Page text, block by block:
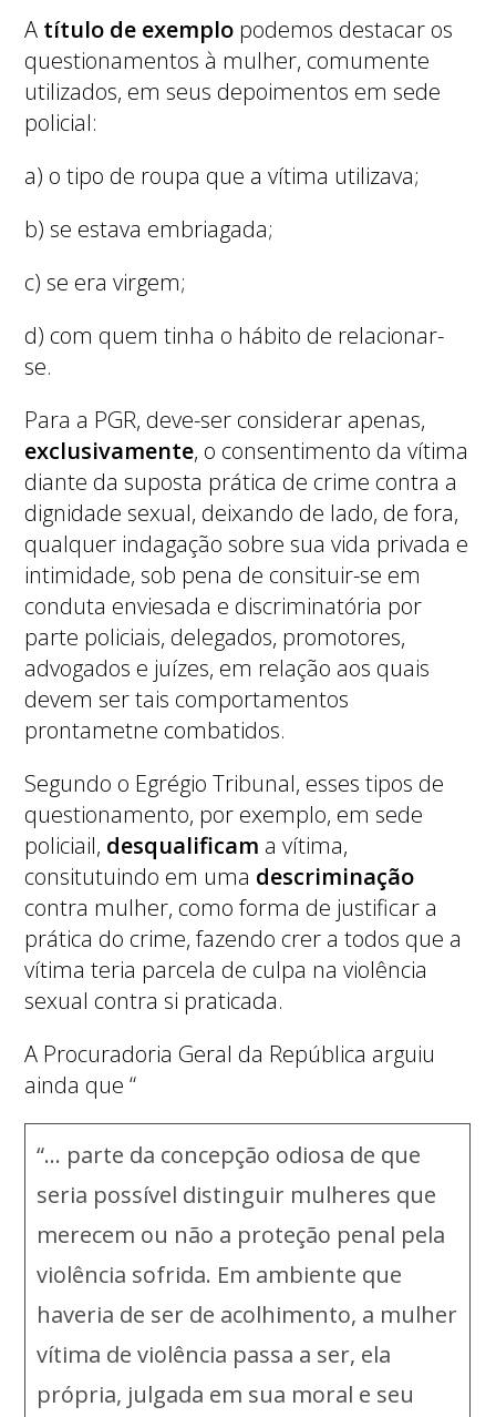
A título de exemplo podemos destacar os
questionamentos à mulher, comumente
utilizados, em seus depoimentos em sede
policial:
a) o tipo de roupa que a vítima utilizava;
b) se estava embriagada;
c) se era virgem;
d) com quem tinha o hábito de relacionar-
se.
Para a PGR, deve-ser considerar apenas,
exclusivamente, o consentimento da vítima
diante da suposta prática de crime contra a
dignidade sexual, deixando de lado, de fora,
qualquer indagação sobre sua vida privada e
intimidade, sob pena de consituir-se em
conduta enviesada e discriminatória por
parte policiais, delegados, promotores,
advogados e juízes, em relação aos quais
devem ser tais comportamentos
prontametne combatidos.
Segundo o Egrégio Tribunal, esses tipos de
questionamento, por exemplo, em sede
policiail, desqualificam a vítima,
consitutuindo em uma descriminação
contra mulher, como forma de justificar a
prática do crime, fazendo crer a todos que a
vítima teria parcela de culpa na violência
sexual contra si praticada.
A Procuradoria Geral da República arguiu
ainda que “
“… parte da concepção odiosa de que
seria possível distinguir mulheres que
merecem ou não a proteção penal pela
violência sofrida. Em ambiente que
haveria de ser de acolhimento, a mulher
vítima de violência passa a ser, ela
própria, julgada em sua moral e seu